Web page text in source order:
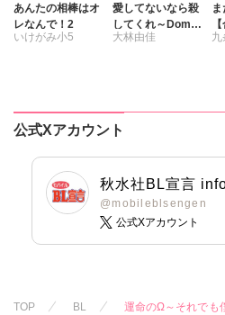
あんたの相棒はオ
レなんで！2
いけがみ小5
愛してないなら殺
してくれ～Domの
本能、Subの慈愛
大林由佳
九
公式Xアカウント
秋水社BL宣言
@mobileblsengen
公式Xアカウント
TOP BL 運命のΩ～それでも